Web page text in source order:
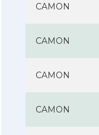
CAMON
CAMON
CAMON
CAMON